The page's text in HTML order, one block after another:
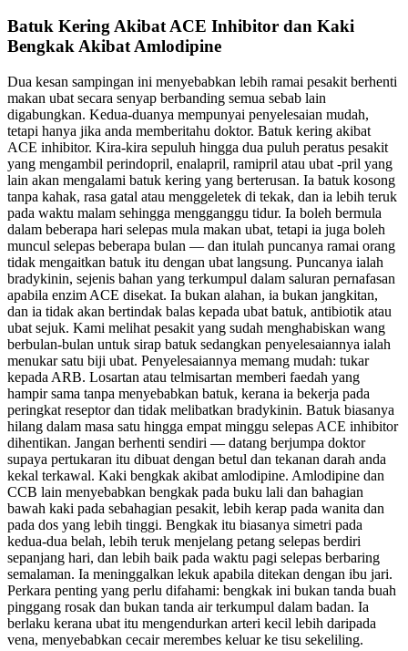
Batuk Kering Akibat ACE Inhibitor dan Kaki
Bengkak Akibat Amlodipine
Dua kesan sampingan ini menyebabkan lebih ramai pesakit berhenti
makan ubat secara senyap berbanding semua sebab lain
digabungkan. Kedua-duanya mempunyai penyelesaian mudah,
tetapi hanya jika anda memberitahu doktor. Batuk kering akibat
ACE inhibitor. Kira-kira sepuluh hingga dua puluh peratus pesakit
yang mengambil perindopril, enalapril, ramipril atau ubat -pril yang
lain akan mengalami batuk kering yang berterusan. Ia batuk kosong
tanpa kahak, rasa gatal atau menggeletek di tekak, dan ia lebih teruk
pada waktu malam sehingga mengganggu tidur. Ia boleh bermula
dalam beberapa hari selepas mula makan ubat, tetapi ia juga boleh
muncul selepas beberapa bulan — dan itulah puncanya ramai orang
tidak mengaitkan batuk itu dengan ubat langsung. Puncanya ialah
bradykinin, sejenis bahan yang terkumpul dalam saluran pernafasan
apabila enzim ACE disekat. Ia bukan alahan, ia bukan jangkitan,
dan ia tidak akan bertindak balas kepada ubat batuk, antibiotik atau
ubat sejuk. Kami melihat pesakit yang sudah menghabiskan wang
berbulan-bulan untuk sirap batuk sedangkan penyelesaiannya ialah
menukar satu biji ubat. Penyelesaiannya memang mudah: tukar
kepada ARB. Losartan atau telmisartan memberi faedah yang
hampir sama tanpa menyebabkan batuk, kerana ia bekerja pada
peringkat reseptor dan tidak melibatkan bradykinin. Batuk biasanya
hilang dalam masa satu hingga empat minggu selepas ACE inhibitor
dihentikan. Jangan berhenti sendiri — datang berjumpa doktor
supaya pertukaran itu dibuat dengan betul dan tekanan darah anda
kekal terkawal. Kaki bengkak akibat amlodipine. Amlodipine dan
CCB lain menyebabkan bengkak pada buku lali dan bahagian
bawah kaki pada sebahagian pesakit, lebih kerap pada wanita dan
pada dos yang lebih tinggi. Bengkak itu biasanya simetri pada
kedua-dua belah, lebih teruk menjelang petang selepas berdiri
sepanjang hari, dan lebih baik pada waktu pagi selepas berbaring
semalaman. Ia meninggalkan lekuk apabila ditekan dengan ibu jari.
Perkara penting yang perlu difahami: bengkak ini bukan tanda buah
pinggang rosak dan bukan tanda air terkumpul dalam badan. Ia
berlaku kerana ubat itu mengendurkan arteri kecil lebih daripada
vena, menyebabkan cecair merembes keluar ke tisu sekeliling.